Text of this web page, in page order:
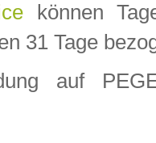
können
31 Tage
auf